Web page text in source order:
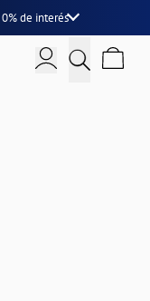
0% de interés